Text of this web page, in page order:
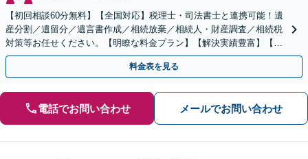
【初回相談60分無料】【全国対応】税理士・司法書士と連携可能！遺
産分割／遺留分／遺言書作成／相続放棄／相続人・財産調査／相続税
対策等お任せください。【明瞭な料金プラン】【解決実績豊富】【電
話相談可】
料金表を見る
電話でお問い合わせ メールでお問い合わせ